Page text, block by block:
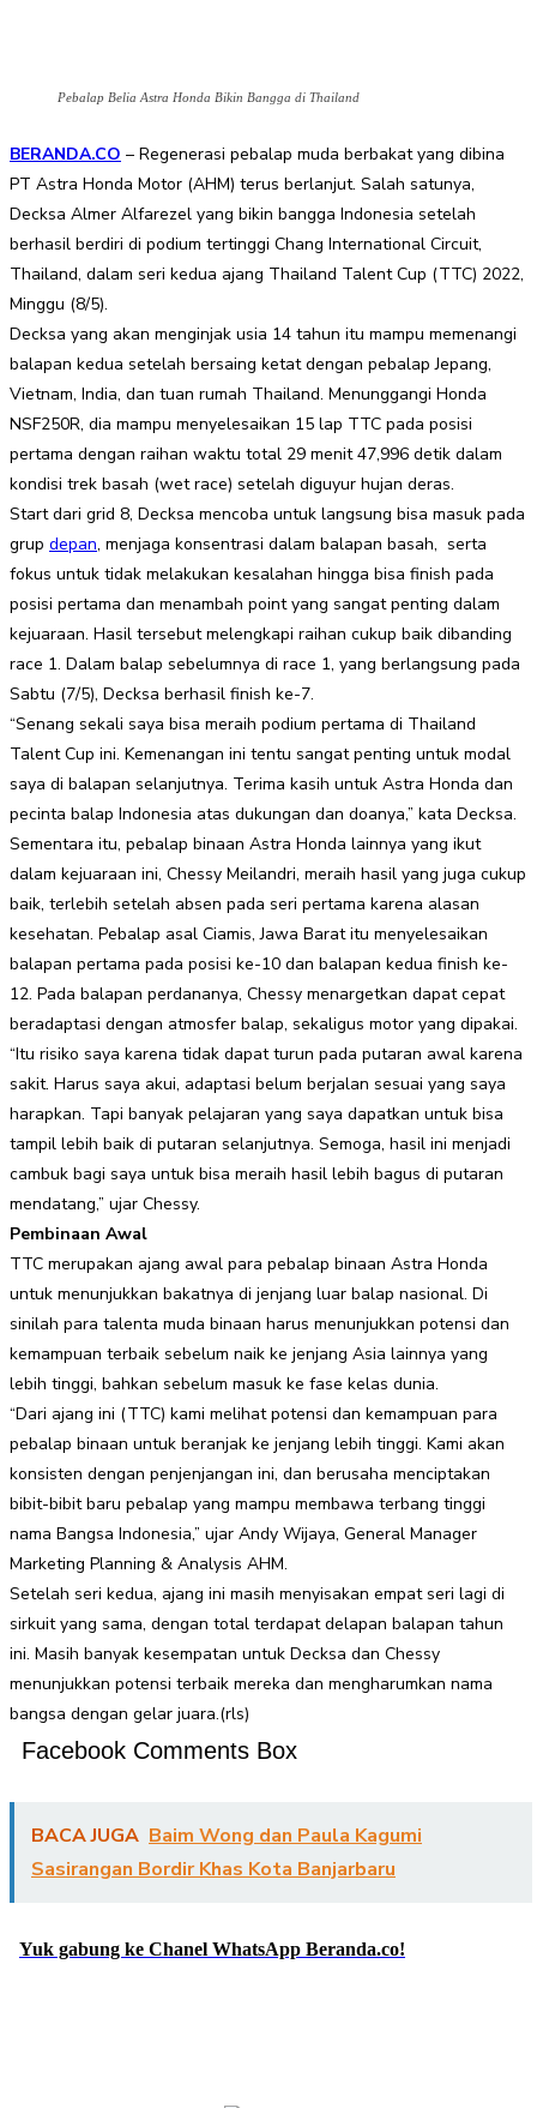
Pebalap Belia Astra Honda Bikin Bangga di Thailand
BERANDA.CO – Regenerasi pebalap muda berbakat yang dibina
PT Astra Honda Motor (AHM) terus berlanjut. Salah satunya,
Decksa Almer Alfarezel yang bikin bangga Indonesia setelah
berhasil berdiri di podium tertinggi Chang International Circuit,
Thailand, dalam seri kedua ajang Thailand Talent Cup (TTC) 2022,
Minggu (8/5).
Decksa yang akan menginjak usia 14 tahun itu mampu memenangi
balapan kedua setelah bersaing ketat dengan pebalap Jepang,
Vietnam, India, dan tuan rumah Thailand. Menunggangi Honda
NSF250R, dia mampu menyelesaikan 15 lap TTC pada posisi
pertama dengan raihan waktu total 29 menit 47,996 detik dalam
kondisi trek basah (wet race) setelah diguyur hujan deras.
Start dari grid 8, Decksa mencoba untuk langsung bisa masuk pada
grup depan, menjaga konsentrasi dalam balapan basah, serta
fokus untuk tidak melakukan kesalahan hingga bisa finish pada
posisi pertama dan menambah point yang sangat penting dalam
kejuaraan. Hasil tersebut melengkapi raihan cukup baik dibanding
race 1. Dalam balap sebelumnya di race 1, yang berlangsung pada
Sabtu (7/5), Decksa berhasil finish ke-7.
“Senang sekali saya bisa meraih podium pertama di Thailand
Talent Cup ini. Kemenangan ini tentu sangat penting untuk modal
saya di balapan selanjutnya. Terima kasih untuk Astra Honda dan
pecinta balap Indonesia atas dukungan dan doanya,” kata Decksa.
Sementara itu, pebalap binaan Astra Honda lainnya yang ikut
dalam kejuaraan ini, Chessy Meilandri, meraih hasil yang juga cukup
baik, terlebih setelah absen pada seri pertama karena alasan
kesehatan. Pebalap asal Ciamis, Jawa Barat itu menyelesaikan
balapan pertama pada posisi ke-10 dan balapan kedua finish ke-
12. Pada balapan perdananya, Chessy menargetkan dapat cepat
beradaptasi dengan atmosfer balap, sekaligus motor yang dipakai.
“Itu risiko saya karena tidak dapat turun pada putaran awal karena
sakit. Harus saya akui, adaptasi belum berjalan sesuai yang saya
harapkan. Tapi banyak pelajaran yang saya dapatkan untuk bisa
tampil lebih baik di putaran selanjutnya. Semoga, hasil ini menjadi
cambuk bagi saya untuk bisa meraih hasil lebih bagus di putaran
mendatang,” ujar Chessy.
Pembinaan Awal
TTC merupakan ajang awal para pebalap binaan Astra Honda
untuk menunjukkan bakatnya di jenjang luar balap nasional. Di
sinilah para talenta muda binaan harus menunjukkan potensi dan
kemampuan terbaik sebelum naik ke jenjang Asia lainnya yang
lebih tinggi, bahkan sebelum masuk ke fase kelas dunia.
“Dari ajang ini (TTC) kami melihat potensi dan kemampuan para
pebalap binaan untuk beranjak ke jenjang lebih tinggi. Kami akan
konsisten dengan penjenjangan ini, dan berusaha menciptakan
bibit-bibit baru pebalap yang mampu membawa terbang tinggi
nama Bangsa Indonesia,” ujar Andy Wijaya, General Manager
Marketing Planning & Analysis AHM.
Setelah seri kedua, ajang ini masih menyisakan empat seri lagi di
sirkuit yang sama, dengan total terdapat delapan balapan tahun
ini. Masih banyak kesempatan untuk Decksa dan Chessy
menunjukkan potensi terbaik mereka dan mengharumkan nama
bangsa dengan gelar juara.(rls)
Facebook Comments Box
BACA JUGA Baim Wong dan Paula Kagumi
Sasirangan Bordir Khas Kota Banjarbaru
Yuk gabung ke Chanel WhatsApp Beranda.co!